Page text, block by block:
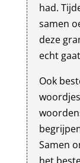
had.
samen
deze
echt
Ook
Samen